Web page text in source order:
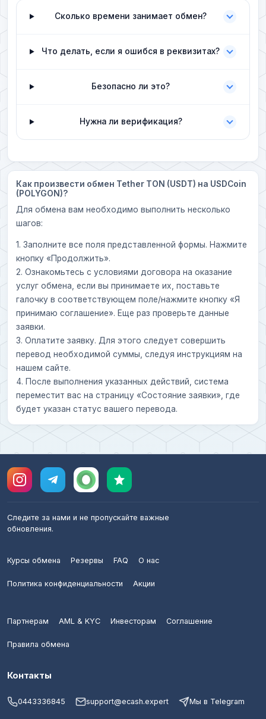
Сколько времени занимает обмен?
Что делать, если я ошибся в реквизитах?
Безопасно ли это?
Нужна ли верификация?
Как произвести обмен Tether TON (USDT) на USDCoin
(POLYGON)?
Для обмена вам необходимо выполнить несколько
шагов:
1. Заполните все поля представленной формы. Нажмите
кнопку «Продолжить».
2. Ознакомьтесь с условиями договора на оказание
услуг обмена, если вы принимаете их, поставьте
галочку в соответствующем поле/нажмите кнопку «Я
принимаю соглашение». Еще раз проверьте данные
заявки.
3. Оплатите заявку. Для этого следует совершить
перевод необходимой суммы, следуя инструкциям на
нашем сайте.
4. После выполнения указанных действий, система
переместит вас на страницу «Состояние заявки», где
будет указан статус вашего перевода.
Следите за нами и не пропускайте важные
обновления.
Курсы обмена Резервы FAQ О нас
Политика конфиденциальности Акции
Партнерам AML & KYC Инвесторам Соглашение
Правила обмена
Контакты
0443336845 support@ecash.expert Мы в Telegram